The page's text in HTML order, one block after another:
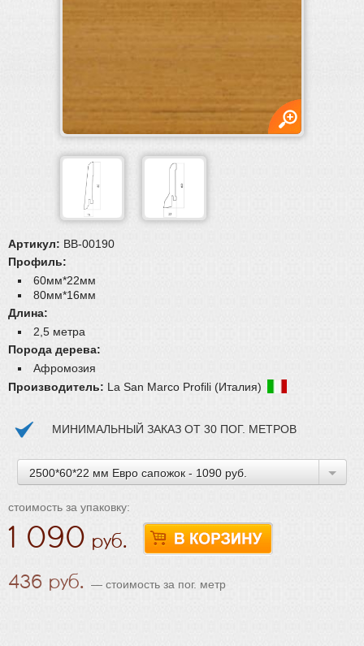
Плинтус ламинированный (пленочный)
Паркетная химия
Масла и краски
Инструмент и расходные материалы
Артикул: BB-00190
Профиль:
60мм*22мм
80мм*16мм
Длина:
2,5 метра
Порода дерева:
Афромозия
Производитель: La San Marco Profili (Италия)
МИНИМАЛЬНЫЙ ЗАКАЗ ОТ 30 ПОГ. МЕТРОВ
2500*60*22 мм Евро сапожок - 1090 руб.
стоимость за упаковку:
1 090
436 — стоимость за пог. метр